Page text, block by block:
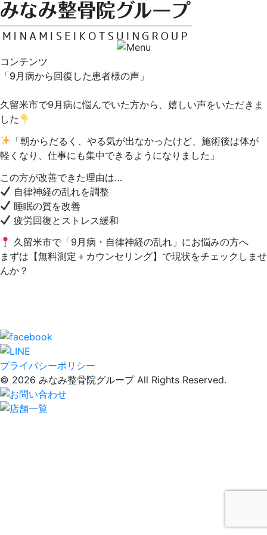
コンテンツ
「9月病から回復した患者様の声」
久留米市で9月病に悩んでいた方から、嬉しい声をいただきま
した
「朝からだるく、やる気が出なかったけど、施術後は体が
軽くなり、仕事にも集中できるようになりました」
この方が改善できた理由は…
自律神経の乱れを調整
睡眠の質を改善
疲労回復とストレス緩和
久留米市で「9月病・自律神経の乱れ」にお悩みの方へ
まずは【無料測定＋カウンセリング】で現状をチェックしませ
んか？
プライバシーポリシー
© 2026 みなみ整骨院グループ All Rights Reserved.